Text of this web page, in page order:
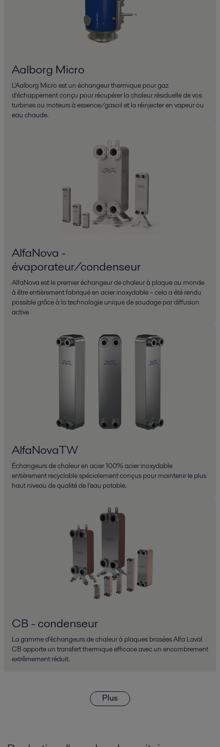
Aalborg Micro
L'Aalborg Micro est un échangeur thermique pour gaz
d'échappement conçu pour récupérer la chaleur résiduelle de vos
turbines ou moteurs à essence/gasoil et la réinjecter en vapeur ou
eau chaude.
AlfaNova -
évaporateur/condenseur
AlfaNova est le premier échangeur de chaleur à plaque au monde
à être entièrement fabriqué en acier inoxydable – cela a été rendu
possible grâce à la technologie unique de soudage par diffusion
active
AlfaNovaTW
Échangeurs de chaleur en acier 100% acier inoxydable
entièrement recyclable spécialement conçus pour maintenir le plus
haut niveau de qualité de l’eau potable.
CB - condenseur
La gamme d'échangeurs de chaleur à plaques brasées Alfa Laval
CB apporte un transfert thermique efficace avec un encombrement
extrêmement réduit.
Plus